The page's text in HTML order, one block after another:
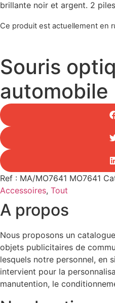
brillante noir et argent. 2
Ce produit est actuellement en
Souris
automobile
Ref : MA/MO7641 MO7641
Accessoires, Tout
A propos
Nous proposons un
objets publicitaires de
lesquels notre personnel, en
intervient pour la
manutention, le